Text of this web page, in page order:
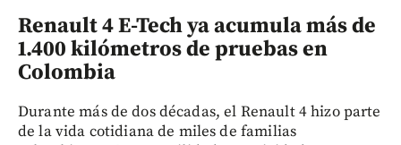
Renault 4 E-Tech ya acumula más de
1.400 kilómetros de pruebas en
Colombia
Durante más de dos décadas, el Renault 4 hizo parte
de la vida cotidiana de miles de familias